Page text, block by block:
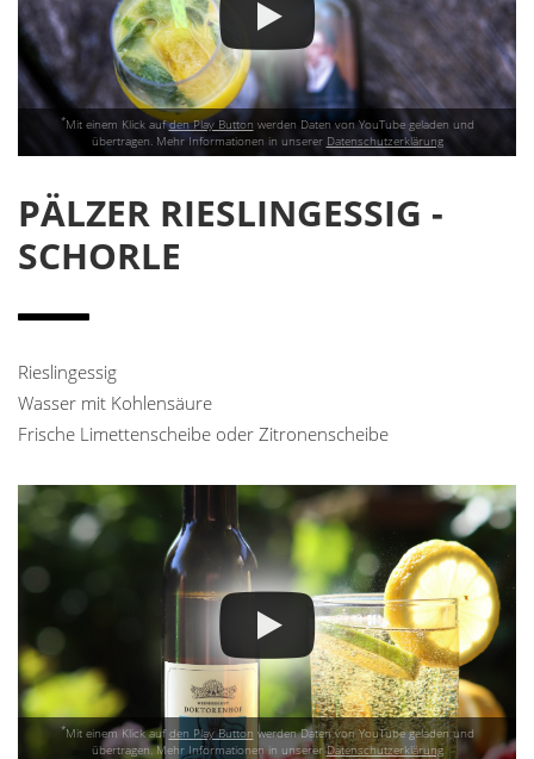
*Mit einem Klick aufden Play Button werden Daten von YouTube geladen und
übertragen. Mehr Informationen in unserer Datenschutzerklärung
PÄLZER RIESLINGESSIG -
SCHORLE
Rieslingessig
Wasser mit Kohlensäure
Frische Limettenscheibe oder Zitronenscheibe
*Mit einem Klick auf den Play Button werden Daten von YouTube geladen und
übertragen. Mehr Informationen in unsererDatenschutzerklärung